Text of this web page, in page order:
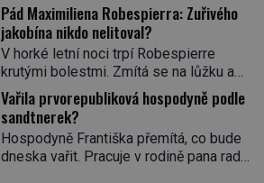
Pád Maximiliena Robespierra: Zuřivého
jakobína nikdo nelitoval?
V horké letní noci trpí Robespierre
krutými bolestmi. Zmítá se na lůžku a
hlavou mu víří kolotoč myšlenek. Když
se probere z mdlob, vzpomene si na
jednu z pařížských jasnovidek, kterou
před lety navštívil. Prorokovala mu
tragický osud. Tehdy se jí vysmál.
Vařila prvorepubliková hospodyně podle
sandtnerek?
Hospodyně Františka přemítá, co bude
dneska vařit. Pracuje v rodině pana rady